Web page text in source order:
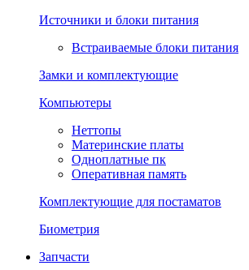
Источники и блоки питания
Встраиваемые блоки питания
Замки и комплектующие
Компьютеры
Неттопы
Материнские платы
Одноплатные пк
Оперативная память
Комплектующие для постаматов
Биометрия
Запчасти